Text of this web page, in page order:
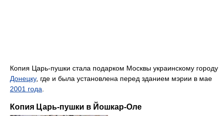
Копия Царь-пушки стала подарком Москвы украинскому городу
Донецку, где и была установлена перед зданием мэрии в мае
2001 года
Копия Царь-пушки в Йошкар-Оле